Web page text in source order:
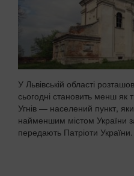
У Львівській області
сьогодні становить менш
Угнів — населений пункт,
найменшим містом України за
передають Патріоти